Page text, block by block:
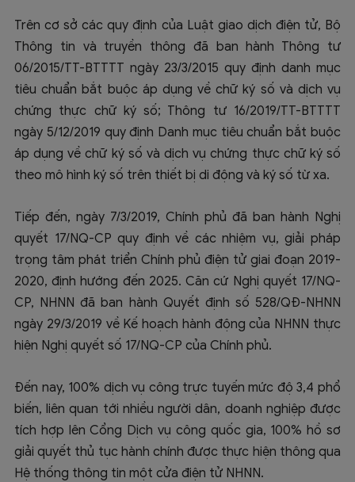
Trên cơ sở các quy định của Luật giao dịch điện tử, Bộ
Thông tin và truyền thông đã ban hành Thông tư
06/2015/TT-BTTTT ngày 23/3/2015 quy định danh mục
tiêu chuẩn bắt buộc áp dụng về chữ ký số và dịch vụ
chứng thực chữ ký số; Thông tư 16/2019/TT-BTTTT
ngày 5/12/2019 quy định Danh mục tiêu chuẩn bắt buộc
áp dụng về chữ ký số và dịch vụ chứng thực chữ ký số
theo mô hình ký số trên thiết bị di động và ký số từ xa.
Tiếp đến, ngày 7/3/2019, Chính phủ đã ban hành Nghị
quyết 17/NQ-CP quy định về các nhiệm vụ, giải pháp
trọng tâm phát triển Chính phủ điện tử giai đoạn 2019-
2020, định hướng đến 2025. Căn cứ Nghị quyết 17/NQ-
CP, NHNN đã ban hành Quyết định số 528/QĐ-NHNN
ngày 29/3/2019 về Kế hoạch hành động của NHNN thực
hiện Nghị quyết số 17/NQ-CP của Chính phủ.
Đến nay, 100% dịch vụ công trực tuyến mức độ 3,4 phổ
biến, liên quan tới nhiều người dân, doanh nghiệp được
tích hợp lên Cổng Dịch vụ công quốc gia, 100% hồ sơ
giải quyết thủ tục hành chính được thực hiện thông qua
Hệ thống thông tin một cửa điện tử NHNN.